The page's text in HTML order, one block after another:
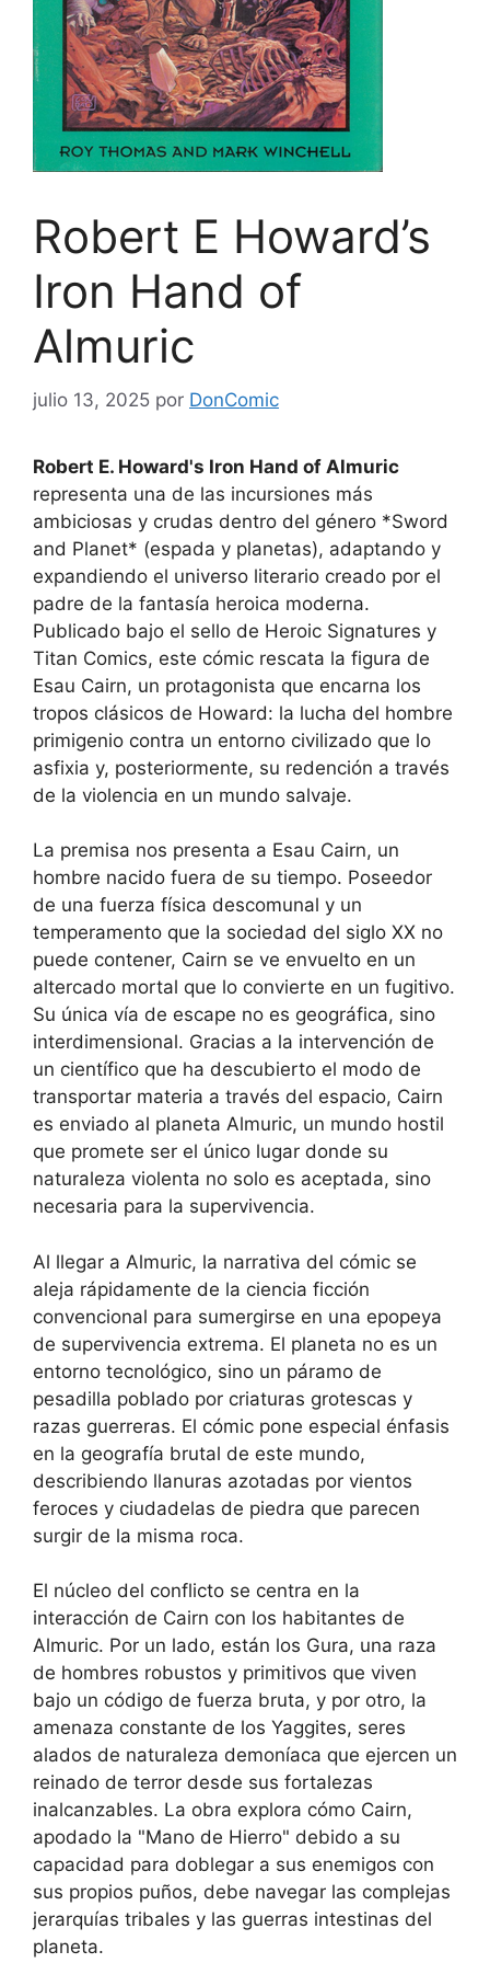
Robert E Howard’s
Iron Hand of
Almuric
julio 13, 2025 por DonComic
Robert E. Howard's Iron Hand of Almuric
representa una de las incursiones más
ambiciosas y crudas dentro del género *Sword
and Planet* (espada y planetas), adaptando y
expandiendo el universo literario creado por el
padre de la fantasía heroica moderna.
Publicado bajo el sello de Heroic Signatures y
Titan Comics, este cómic rescata la figura de
Esau Cairn, un protagonista que encarna los
tropos clásicos de Howard: la lucha del hombre
primigenio contra un entorno civilizado que lo
asfixia y, posteriormente, su redención a través
de la violencia en un mundo salvaje.
La premisa nos presenta a Esau Cairn, un
hombre nacido fuera de su tiempo. Poseedor
de una fuerza física descomunal y un
temperamento que la sociedad del siglo XX no
puede contener, Cairn se ve envuelto en un
altercado mortal que lo convierte en un fugitivo.
Su única vía de escape no es geográfica, sino
interdimensional. Gracias a la intervención de
un científico que ha descubierto el modo de
transportar materia a través del espacio, Cairn
es enviado al planeta Almuric, un mundo hostil
que promete ser el único lugar donde su
naturaleza violenta no solo es aceptada, sino
necesaria para la supervivencia.
Al llegar a Almuric, la narrativa del cómic se
aleja rápidamente de la ciencia ficción
convencional para sumergirse en una epopeya
de supervivencia extrema. El planeta no es un
entorno tecnológico, sino un páramo de
pesadilla poblado por criaturas grotescas y
razas guerreras. El cómic pone especial énfasis
en la geografía brutal de este mundo,
describiendo llanuras azotadas por vientos
feroces y ciudadelas de piedra que parecen
surgir de la misma roca.
El núcleo del conflicto se centra en la
interacción de Cairn con los habitantes de
Almuric. Por un lado, están los Gura, una raza
de hombres robustos y primitivos que viven
bajo un código de fuerza bruta, y por otro, la
amenaza constante de los Yaggites, seres
alados de naturaleza demoníaca que ejercen un
reinado de terror desde sus fortalezas
inalcanzables. La obra explora cómo Cairn,
apodado la "Mano de Hierro" debido a su
capacidad para doblegar a sus enemigos con
sus propios puños, debe navegar las complejas
jerarquías tribales y las guerras intestinas del
planeta.